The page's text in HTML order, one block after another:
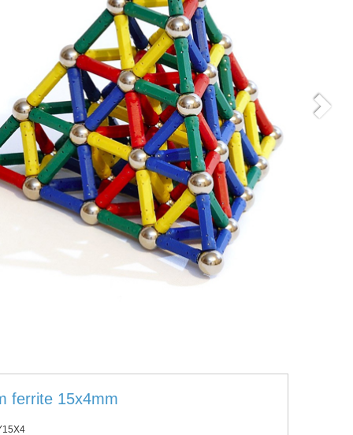
ferrite 15x4mm